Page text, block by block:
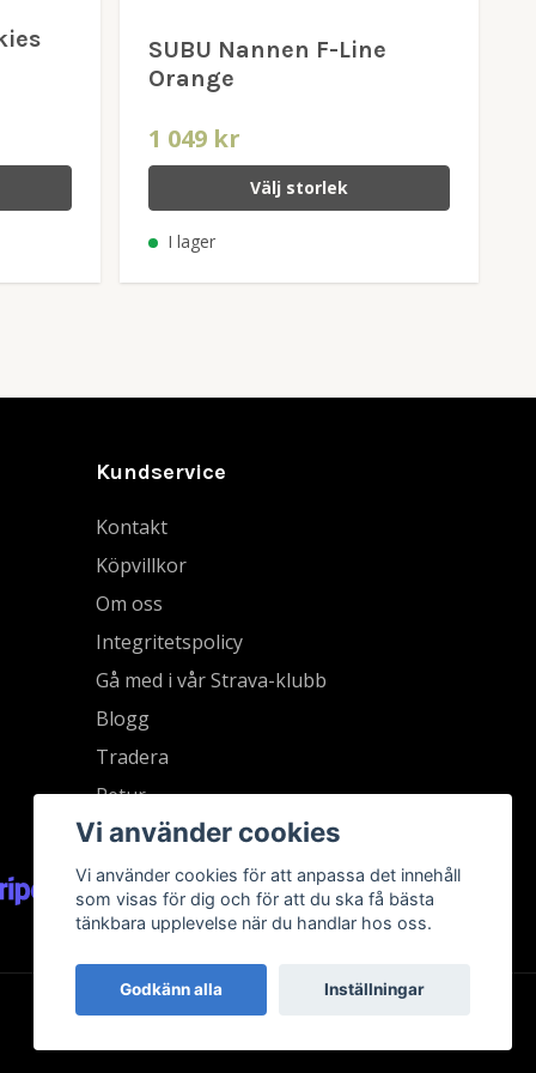
SUBU Nannen F-Line
Orange
1 049 kr
Välj storlek
I lager
Kundservice
Kontakt
Köpvillkor
Om oss
Integritetspolicy
Gå med i vår Strava-klubb
Blogg
Tradera
Retur
Vi använder cookies
Vi använder cookies för att anpassa det innehåll
som visas för dig och för att du ska få bästa
tänkbara upplevelse när du handlar hos oss.
Godkänn alla Inställningar